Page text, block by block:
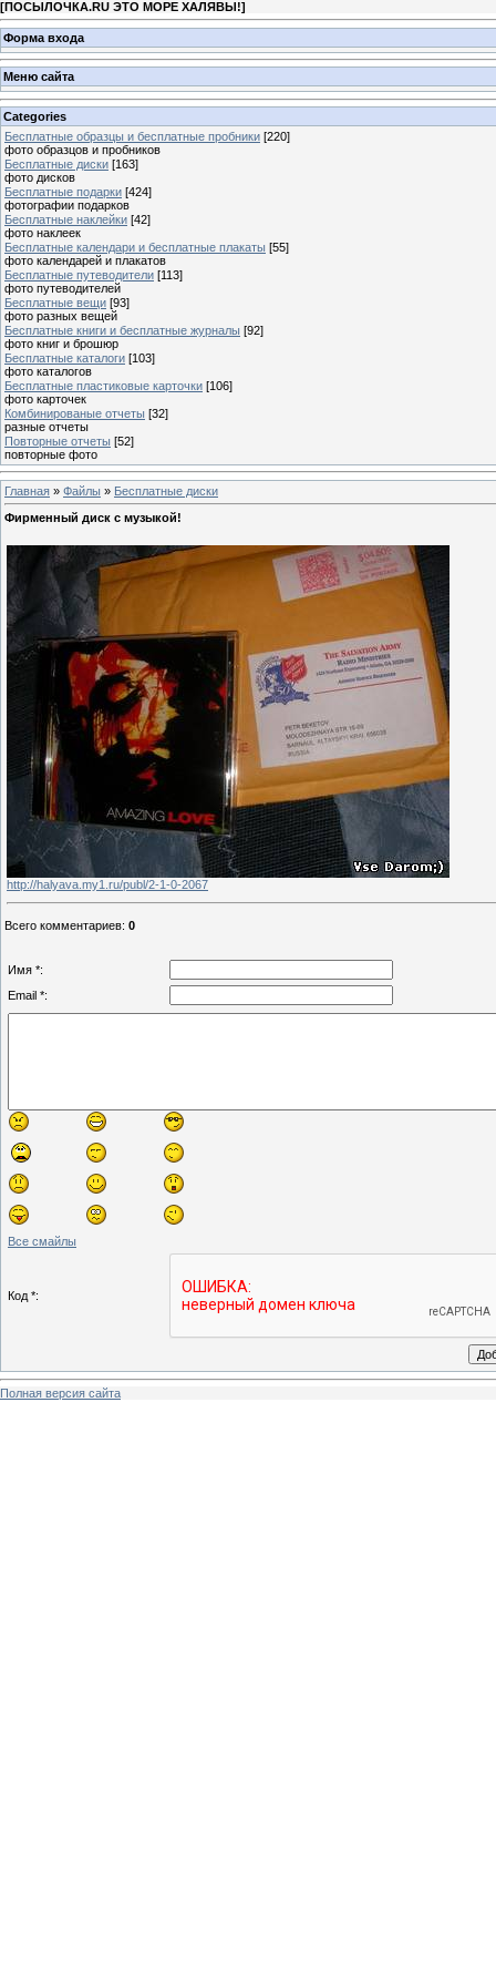
[ПОСЫЛОЧКА.RU ЭТО МОРЕ ХАЛЯВЫ!]
Форма входа
Меню сайта
Categories
Бесплатные образцы и бесплатные пробники [220]
фото образцов и пробников
Бесплатные диски [163]
фото дисков
Бесплатные подарки [424]
фотографии подарков
Бесплатные наклейки [42]
фото наклеек
Бесплатные календари и бесплатные плакаты [55]
фото календарей и плакатов
Бесплатные путеводители [113]
фото путеводителей
Бесплатные вещи [93]
фото разных вещей
Бесплатные книги и бесплатные журналы [92]
фото книг и брошюр
Бесплатные каталоги [103]
фото каталогов
Бесплатные пластиковые карточки [106]
фото карточек
Комбинированые отчеты [32]
разные отчеты
Повторные отчеты [52]
повторные фото
Главная » Файлы » Бесплатные диски
Фирменный диск с музыкой!
http://halyava.my1.ru/publ/2-1-0-2067
Всего комментариев: 0
Имя *:
Email *:
Все смайлы
Код *:
Полная версия сайта